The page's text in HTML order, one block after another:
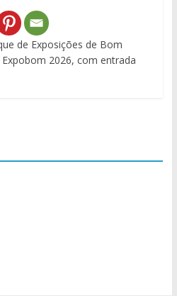
de Exposições de Bom
2026, com entrada